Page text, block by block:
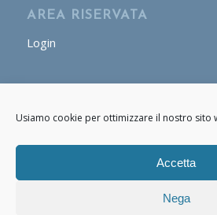
Usiamo cookie per ottimizzare il nostro sito
Accetta
Nega
AREA RISERVATA
Login